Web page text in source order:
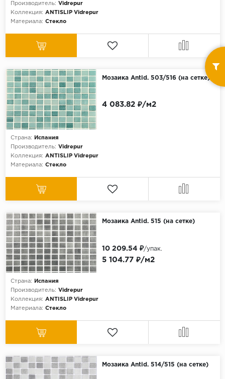
Производитель: Vidrepur
Коллекция: ANTISLIP Vidrepur
Материала: Стекло
Мозаика Antid. 503/516 (на сетке)
Страна:
Испания
Производитель: Vidrepur
Коллекция: ANTISLIP Vidrepur
Материала: Стекло
4 083.82 ₽/м2
Мозаика Antid. 515 (на сетке)
Страна:
Испания
Производитель: Vidrepur
Коллекция: ANTISLIP Vidrepur
Материала: Стекло
5 104.77 ₽/м2
10 209.54 ₽/упак.
Мозаика Antid. 514/515 (на сетке)